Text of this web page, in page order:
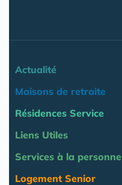
Actualité
Maisons de retraite
Résidences Service
Liens Utiles
Services à la personne
Logement Senior